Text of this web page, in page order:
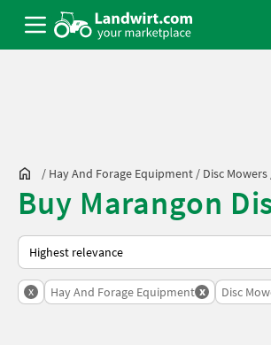
/ Hay And Forage Equipment / Disc Mowers
Buy Marangon
This is how sorting works on Landwirt.com
x Hay And Forage Equipment x Disc